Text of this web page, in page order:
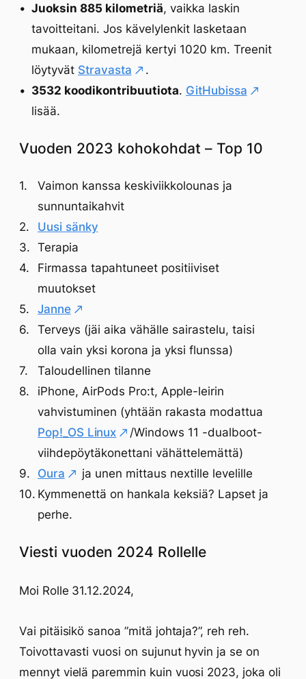
Juoksin 885 kilometriä, vaikka laskin
tavoitteitani. Jos kävelylenkit lasketaan
mukaan, kilometrejä kertyi 1020 km. Treenit
löytyvät Stravasta
.
3532 koodikontribuutiota. GitHubissa
lisää.
Vuoden 2023 kohokohdat – Top 10
Vaimon kanssa keskiviikkolounas ja
sunnuntaikahvit
Uusi sänky
Terapia
Firmassa tapahtuneet positiiviset
muutokset
Janne
Terveys (jäi aika vähälle sairastelu, taisi
olla vain yksi korona ja yksi flunssa)
Taloudellinen tilanne
iPhone, AirPods Pro:t, Apple-leirin
vahvistuminen (yhtään rakasta modattua
Pop!_OS Linux
/Windows 11 -dualboot-
viihdepöytäkonettani vähättelemättä)
Oura
ja unen mittaus nextille levelille
Kymmenettä on hankala keksiä? Lapset ja
perhe.
Viesti vuoden 2024 Rollelle
Moi Rolle 31.12.2024,
Vai pitäisikö sanoa ”mitä johtaja?”, reh reh.
Toivottavasti vuosi on sujunut hyvin ja se on
mennyt vielä paremmin kuin vuosi 2023, joka oli